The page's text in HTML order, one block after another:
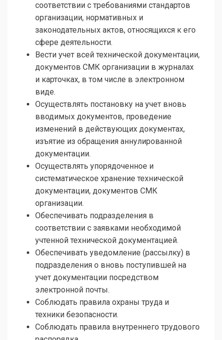
соответствии с требованиями стандартов
организации, нормативных и
законодательных актов, относящихся к его
сфере деятельности.
Вести учет всей технической документации,
документов СМК организации в журналах
и карточках, в том числе в электронном
виде.
Осуществлять постановку на учет вновь
вводимых документов, проведение
изменений в действующих документах,
изъятие из обращения аннулированной
документации.
Осуществлять упорядоченное и
систематическое хранение технической
документации, документов СМК
организации.
Обеспечивать подразделения в
соответствии с заявками необходимой
учтенной технической документацией.
Обеспечивать уведомление (рассылку) в
подразделения о вновь поступившей на
учет документации посредством
электронной почты.
Соблюдать правила охраны труда и
техники безопасности.
Соблюдать правила внутреннего трудового